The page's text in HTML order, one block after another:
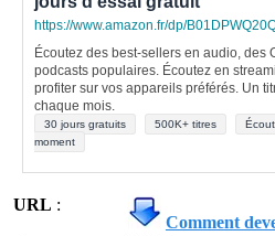
https://www.amazon.fr/dp/
Écoutez des best-sellers en audio, des
podcasts populaires. Écoutez en
profiter sur vos appareils préférés. Un
chaque mois.
30 jours gratuits 500K+ titres
moment
URL :
Comment